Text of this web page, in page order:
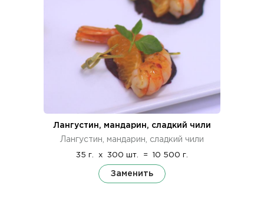
Лангустин, мандарин, сладкий чили
Лангустин, мандарин, сладкий чили
35 г. x 300 шт. = 10 500 г.
Заменить